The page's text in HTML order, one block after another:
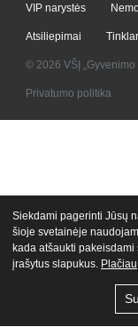
VIP narystės
Atsiliepimai
© 2026 VŠĮ „Gyvenimo
Privatumo politika
Siekdami pagerinti Jūsų
šioje svetainėje
kada atšaukti
įrašytus slapukus. Plačiau